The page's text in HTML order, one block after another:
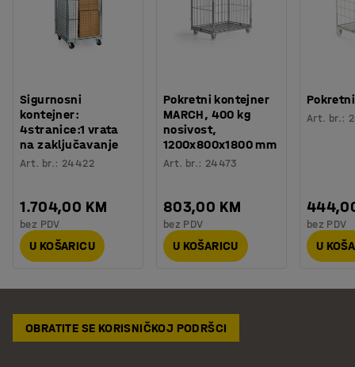
Sigurnosni
kontejner:
4stranice:1 vrata
na zaključavanje
Art. br.: 24422
1.704,00 KM
bez PDV
U KOŠARICU
Pokretni kontejner
MARCH, 400 kg
nosivost,
1200x800x1800 mm
Art. br.: 24473
803,00 KM
bez PDV
U KOŠARICU
Art. br.:
bez PDV
U
OBRATITE SE KORISNIČKOJ PODRŠCI